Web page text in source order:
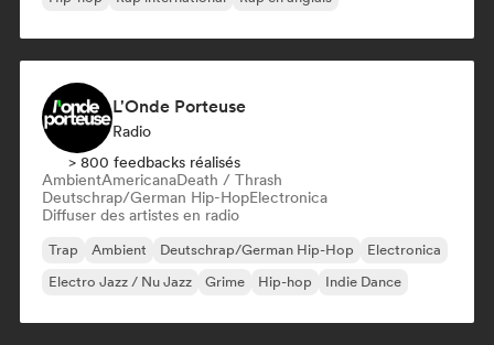
L'Onde Porteuse
Radio
> 800 feedbacks réalisés
AmbientAmericanaDeath / Thrash
Deutschrap/German Hip-HopElectronica
Diffuser des artistes en radio
Trap Ambient Deutschrap/German Hip-Hop
Electronica
Electro Jazz / Nu Jazz
Grime Hip-hop Indie Dance